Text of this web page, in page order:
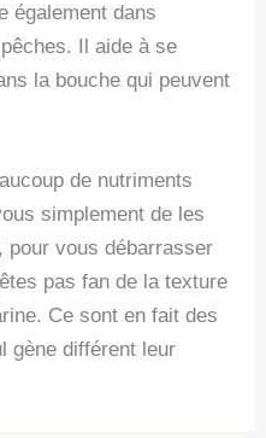
également dans
Il aide à se
la bouche qui peuvent
de nutriments
simplement de les
pour vous débarrasser
pas fan de la texture
Ce sont en fait des
gène différent leur